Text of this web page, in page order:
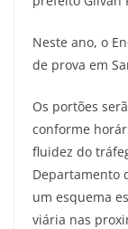
Neste ano, o
de prova em
Os portões
conforme
fluidez do
Departamento
um esquema
viária nas